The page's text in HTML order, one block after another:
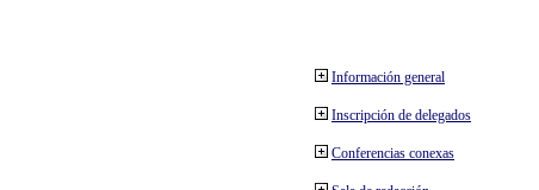
Información general
Inscripción de delegados
Conferencias conexas